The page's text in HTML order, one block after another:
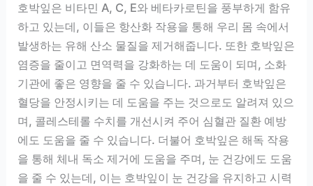
호박잎은 비타민 A, C, E와 베타카로틴을 풍부하게 함유
하고 있는데, 이들은 항산화 작용을 통해 우리 몸 속에서
발생하는 유해 산소 물질을 제거해줍니다. 또한 호박잎은
염증을 줄이고 면역력을 강화하는 데 도움이 되며, 소화
기관에 좋은 영향을 줄 수 있습니다. 과거부터 호박잎은
혈당을 안정시키는 데 도움을 주는 것으로도 알려져 있으
며, 콜레스테롤 수치를 개선시켜 주어 심혈관 질환 예방
에도 도움을 줄 수 있습니다. 더불어 호박잎은 해독 작용
을 통해 체내 독소 제거에 도움을 주며, 눈 건강에도 도움
을 줄 수 있는데, 이는 호박잎이 눈 건강을 유지하고 시력